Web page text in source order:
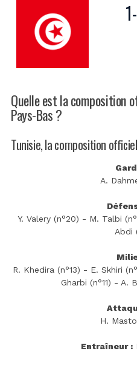
1-
Quelle est la composition
Pays-Bas ?
Tunisie, la composition
A.
Y. Valery (n°20) - M. Talbi
Abdi
R. Khedira (n°13) - E. Skhiri
Gharbi (n°11) - A.
H.
Entraîneur :